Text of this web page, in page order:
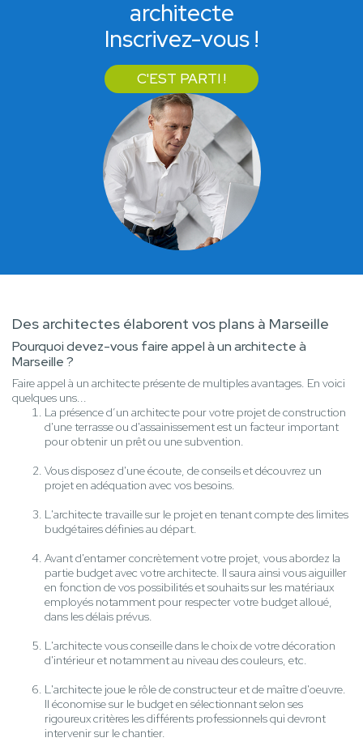
architecte
Inscrivez-vous !
C'EST PARTI !
Des architectes élaborent vos plans à Marseille
Pourquoi devez-vous faire appel à un architecte à
Marseille ?
Faire appel à un architecte présente de multiples avantages. En voici
quelques uns...
La présence d’un architecte pour votre projet de construction
d'une terrasse ou d'assainissement est un facteur important
pour obtenir un prêt ou une subvention.
Vous disposez d'une écoute, de conseils et découvrez un
projet en adéquation avec vos besoins.
L'architecte travaille sur le projet en tenant compte des limites
budgétaires définies au départ.
Avant d'entamer concrètement votre projet, vous abordez la
partie budget avec votre architecte. Il saura ainsi vous aiguiller
en fonction de vos possibilités et souhaits sur les matériaux
employés notamment pour respecter votre budget alloué,
dans les délais prévus.
L'architecte vous conseille dans le choix de votre décoration
d'intérieur et notamment au niveau des couleurs, etc.
L'architecte joue le rôle de constructeur et de maître d'oeuvre.
Il économise sur le budget en sélectionnant selon ses
rigoureux critères les différents professionnels qui devront
intervenir sur le chantier.